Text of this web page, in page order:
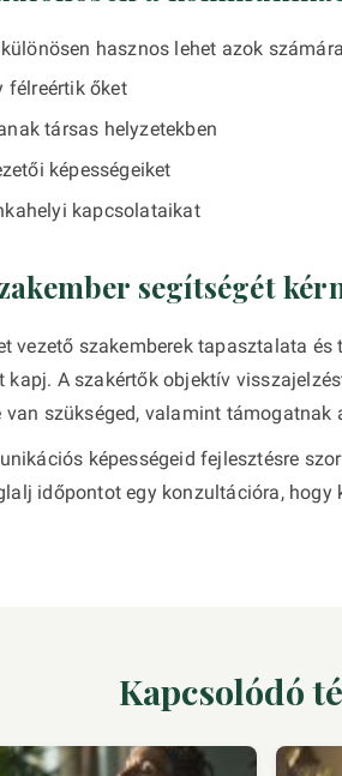
hasznos lehet azok
félreértik őket
társas helyzetekben
képességeiket
kapcsolataikat
segítségét
vezető szakemberek tapasztalata
A szakértők objektív
van szükséged, valamint
képességeid fejlesztésre
időpontot egy konzultációra, hogy
Kapcsolódó